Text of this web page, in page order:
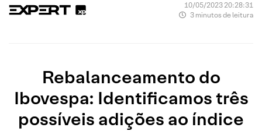
10/05/2023 20:28:31
3 minutos de leitura
Rebalanceamento do
Ibovespa: Identificamos três
possíveis adições ao índice